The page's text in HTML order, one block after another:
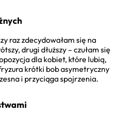
raz zdecydowałam się na
drugi dłuższy – czułam się
dla kobiet, które lubią,
krótki bob asymetryczny
i przyciąga spojrzenia.